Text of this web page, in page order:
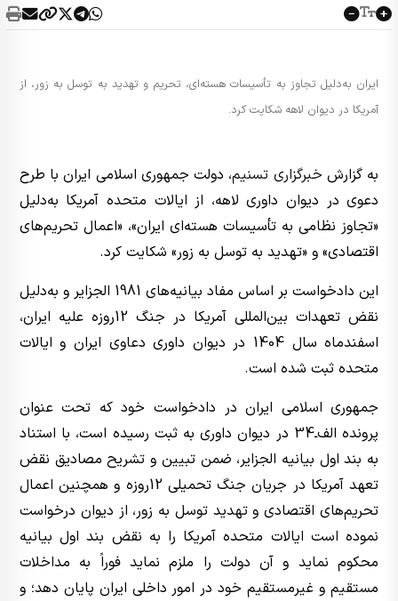
ایران به‌دلیل تجاوز به تأسیسات هسته‌ای، تحریم و تهدید به توسل به زور، از
آمریکا در دیوان لاهه شکایت کرد.
به گزارش خبرگزاری تسنیم،‌ دولت جمهوری اسلامی ایران با طرح
دعوی در دیوان داوری لاهه، از ایالات متحده آمریکا به‌دلیل
«تجاوز نظامی به تأسیسات هسته‌ای ایران»، «اعمال تحریم‌های
اقتصادی» و «تهدید به توسل به زور» شکایت کرد.
این دادخواست بر اساس مفاد بیانیه‌های 1981 الجزایر و به‌دلیل
نقض تعهدات بین‌المللی آمریکا در جنگ 12روزه علیه ایران،
اسفندماه سال 1404 در دیوان داوری دعاوی ایران و ایالات
متحده ثبت شده است.
جمهوری اسلامی ایران در دادخواست خود که تحت عنوان
پرونده الف‌ـ‌34 در دیوان داوری به ثبت رسیده است، با استناد
به بند اول بیانیه الجزایر، ضمن تبیین و تشریح مصادیق نقض
تعهد آمریکا در جریان جنگ تحمیلی 12روزه و همچنین اعمال
تحریم‌های اقتصادی و تهدید توسل به زور، از دیوان درخواست
نموده است ایالات متحده آمریکا را به نقض بند اول بیانیه
محکوم نماید و آن دولت را ملزم نماید فوراً به مداخلات
مستقیم و غیرمستقیم خود در امور داخلی ایران پایان دهد؛ و